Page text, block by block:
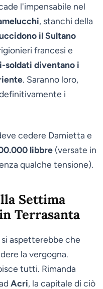
l'impensabile nel
, stanchi della
il Sultano
francesi e
soldati diventano i
. Saranno loro,
i
cedere Damietta e
libbre (versate in
qualche tensione).
Settima
Terrasanta
aspetterebbe che
la vergogna.
tutti. Rimanda
Acri, la capitale di ciò